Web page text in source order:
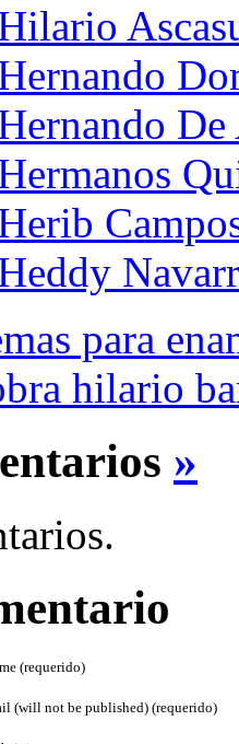
para
hilario
»
(requerido)
(will not be published) (requerido)